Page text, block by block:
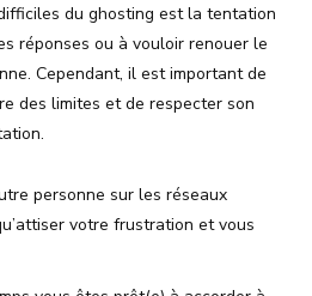
du ghosting est la tentation
réponses ou à vouloir renouer le
Cependant, il est important de
des limites et de respecter son
personne sur les réseaux
votre frustration et vous